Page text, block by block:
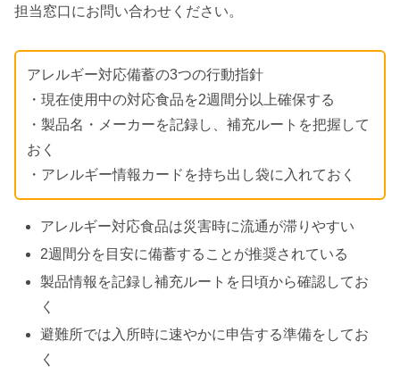
担当窓口にお問い合わせください。
アレルギー対応備蓄の3つの行動指針
・現在使用中の対応食品を2週間分以上確保する
・製品名・メーカーを記録し、補充ルートを把握して
おく
・アレルギー情報カードを持ち出し袋に入れておく
アレルギー対応食品は災害時に流通が滞りやすい
2週間分を目安に備蓄することが推奨されている
製品情報を記録し補充ルートを日頃から確認してお
く
避難所では入所時に速やかに申告する準備をしてお
く